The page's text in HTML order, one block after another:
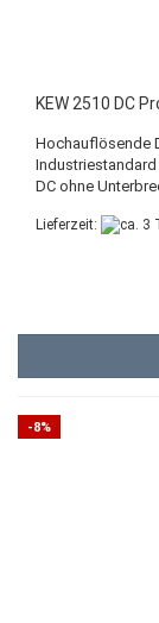
KEW 2510 DC
Hochauflösende
DC ohne
Lieferzeit:
-8%